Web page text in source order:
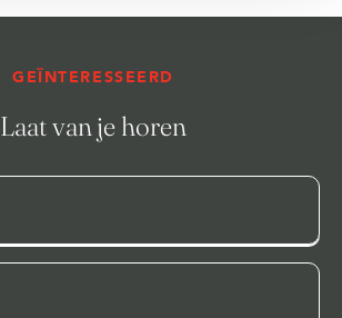
GEÏNTERESSEERD
Laat van je horen